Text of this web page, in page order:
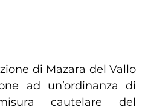
di Mazara del Vallo
ad un’ordinanza di
cautelare del